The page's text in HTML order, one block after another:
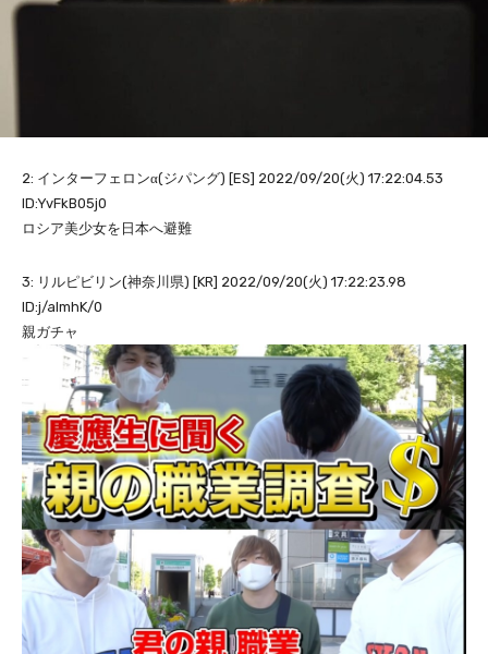
2: インターフェロンα(ジパング) [ES] 2022/09/20(火) 17:22:04.53
ID:YvFkB05j0
ロシア美少女を日本へ避難
3: リルピビリン(神奈川県) [KR] 2022/09/20(火) 17:22:23.98
ID:j/almhK/0
親ガチャ